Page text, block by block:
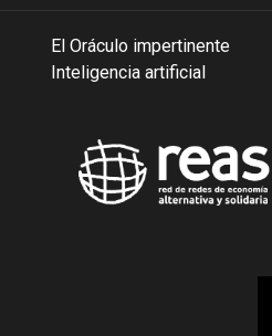
El Oráculo impertinente
Inteligencia artificial